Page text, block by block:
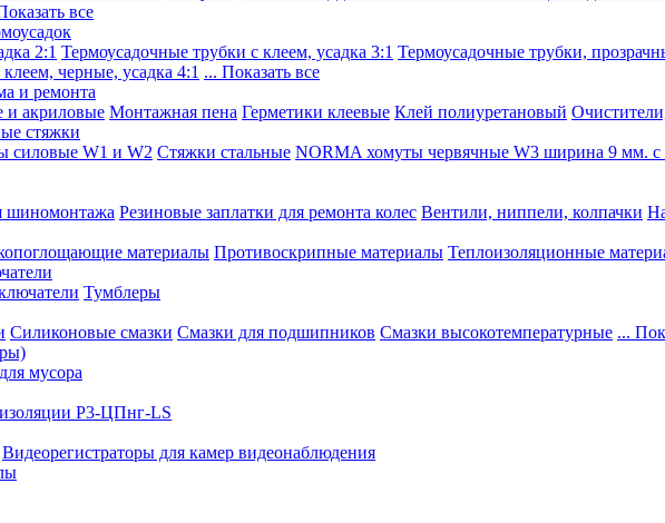
все
2:1 Термоусадочные трубки с клеем, усадка 3:1 Термоусадочные трубки,
черные, усадка 4:1 ... Показать все
и ремонта
и акриловые Монтажная пена Герметики клеевые Клей полиуретановый
стяжки
силовые W1 и W2 Стяжки стальные NORMA хомуты червячные W3 ширина 9 мм.
шиномонтажа Резиновые заплатки для ремонта колес Вентили, ниппели, колпачки
материалы Противоскрипные материалы Теплоизоляционные
Тумблеры
Силиконовые смазки Смазки для подшипников Смазки высокотемпературные ...
мусора
Р3-ЦПнг-LS
Видеорегистраторы для камер видеонаблюдения